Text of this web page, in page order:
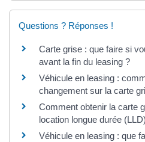
Questions ? Réponses !
Carte grise : que faire si
avant la fin du leasing ?
Véhicule en leasing :
changement sur la carte
Comment obtenir la carte
location longue durée
Véhicule en leasing : que